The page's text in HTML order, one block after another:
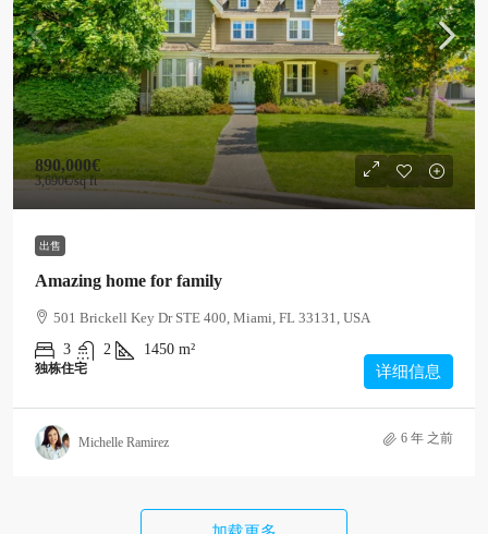
890,000€
3,690€/sq ft
出售
Amazing home for family
501 Brickell Key Dr STE 400, Miami, FL 33131, USA
3
2 1450 m²
独栋住宅 详细信息
Michelle Ramirez 6 年 之前